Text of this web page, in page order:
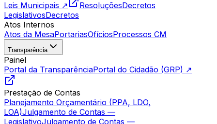
Leis Municipais ↗
ResoluçõesDecretos
LegislativosDecretos
Atos Internos
Atos da MesaPortariasOfíciosProcessos CM
Transparência
Painel
Portal da TransparênciaPortal do Cidadão (GRP) ↗
Prestação de Contas
Planejamento Orçamentário (PPA, LDO,
LOA)Julgamento de Contas —
LegislativoJulgamento de Contas —